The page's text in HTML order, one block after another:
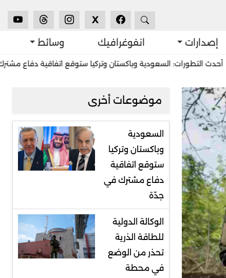
X
إصدارات انفوغرافيك وسائط
السعودية وباكستان وتركيا ستوقع اتفاقية دفاع مشترك في جدّة
موضوعات أخرى
السعودية
وباكستان وتركيا
ستوقع اتفاقية
دفاع مشترك في
جدّة
الوكالة الدولية
للطاقة الذرية
تحذر من الوضع
في محطة